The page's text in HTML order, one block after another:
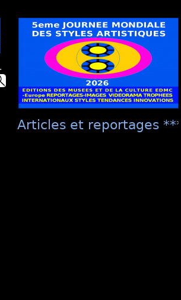
Articles et reportages